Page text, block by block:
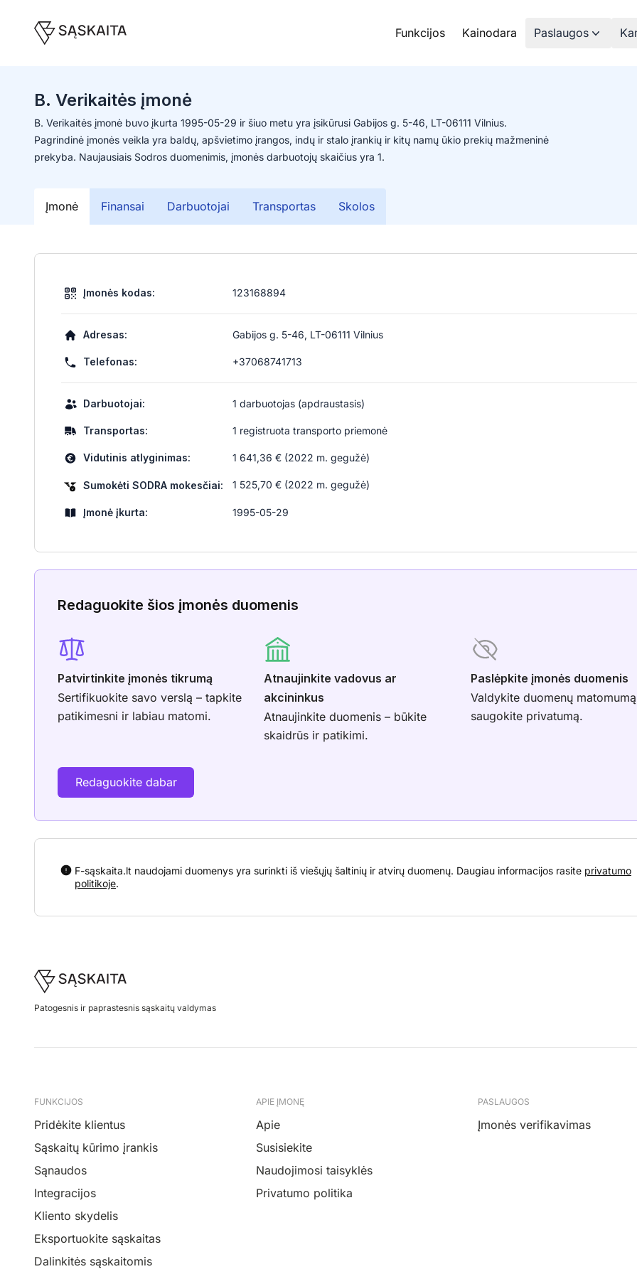
Funkcijos Kainodara Paslaugos
B. Verikaitės įmonė
B. Verikaitės įmonė buvo įkurta 1995-05-29 ir šiuo metu yra įsikūrusi Gabijos g. 5-46, LT-06111 Vilnius.
Pagrindinė įmonės veikla yra baldų, apšvietimo įrangos, indų ir stalo įrankių ir kitų namų ūkio prekių mažmeninė
prekyba. Naujausiais Sodros duomenimis, įmonės darbuotojų skaičius yra 1.
Įmonė Finansai Darbuotojai Transportas Skolos
Įmonės kodas: 123168894
Adresas: Gabijos g. 5-46, LT-06111 Vilnius
Telefonas: +37068741713
Darbuotojai: 1 darbuotojas (apdraustasis)
Transportas: 1 registruota transporto priemonė
Vidutinis atlyginimas: 1 641,36 € (2022 m. gegužė)
Sumokėti SODRA mokesčiai: 1 525,70 € (2022 m. gegužė)
Įmonė įkurta: 1995-05-29
Redaguokite šios įmonės duomenis
Patvirtinkite įmonės tikrumą
Sertifikuokite savo verslą – tapkite
patikimesni ir labiau matomi.
Atnaujinkite vadovus ar
akcininkus
Atnaujinkite duomenis – būkite
skaidrūs ir patikimi.
Paslėpkite įmonės duomenis
Valdykite duomenų
saugokite privatumą.
Redaguokite dabar
F-sąskaita.lt naudojami duomenys yra surinkti iš viešųjų šaltinių ir atvirų duomenų. Daugiau informacijos rasite privatumo
politikoje.
Footer
Patogesnis ir paprastesnis sąskaitų valdymas
FUNKCIJOS
Pridėkite klientus
Sąskaitų kūrimo įrankis
Sąnaudos
Integracijos
Kliento skydelis
Eksportuokite sąskaitas
Dalinkitės sąskaitomis
APIE ĮMONĘ
Apie
Susisiekite
Naudojimosi taisyklės
Privatumo politika
PASLAUGOS
Įmonės verifikavimas